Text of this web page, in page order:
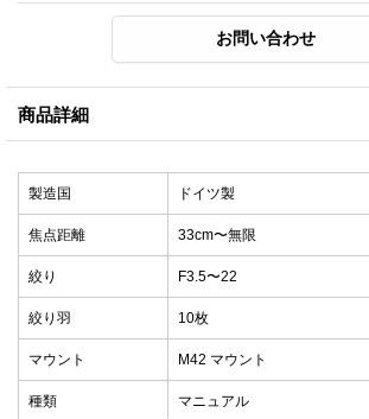
商品詳細
製造国 ドイツ製
焦点距離 33cm〜無限
絞り F3.5〜22
絞り羽 10枚
マウント M42 マウント
種類 マニュアル